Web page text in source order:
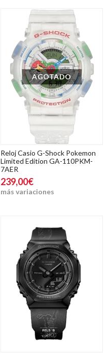
AGOTADO
Reloj Casio G-Shock Pokemon
Limited Edition GA-110PKM-
7AER
239,00€
más variaciones